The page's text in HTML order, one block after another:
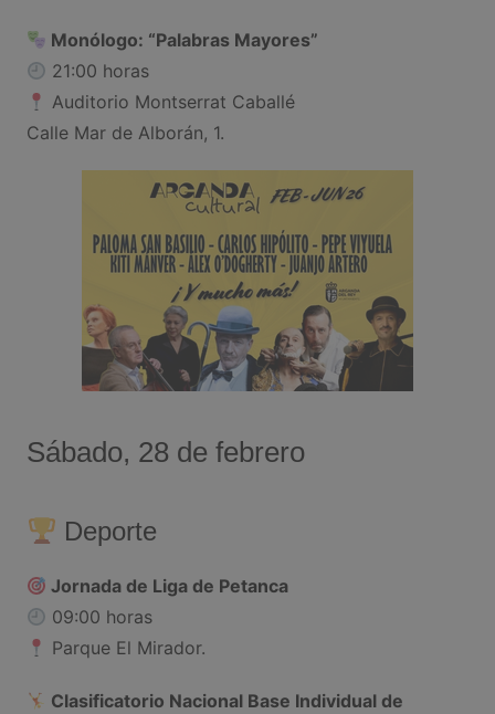
Monólogo: “Palabras Mayores”
21:00 horas
Auditorio Montserrat Caballé
Calle Mar de Alborán, 1.
Sábado, 28 de febrero
Deporte
Jornada de Liga de Petanca
09:00 horas
Parque El Mirador.
Clasificatorio Nacional Base Individual de